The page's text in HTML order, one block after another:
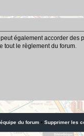
également accorder
tout le règlement du forum.
du forum • Supprimer les